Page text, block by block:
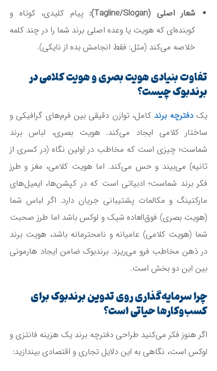
شعار اصلی (Tagline/Slogan):
پیام کلیدی، کوتاه و
کوبنده‌ای که هویت یا وعده اصلی برند شما را در چند کلمه
خلاصه می‌کند (مثل: فقط انجامش بده از نایکی).
تفاوت بنیادی هویت بصری و هویت کلامی در
برندبوک چیست؟
یکدفترچه برند کامل، توازن دقیقی بین فرم‌های گرافیکی و
ساختار کلامی ایجاد می‌کند. هویت بصری، لباس برند
شماست؛ چیزی است که مخاطب در اولین نگاه (در کسری از
ثانیه) می‌بیند و حس می‌کند. اما هویت کلامی، مغز و طرز
فکر برند شماست؛ ادبیاتی است که در کپشن‌ها، ایمیل‌های
مارکتینگ و مکالمات پشتیبانی جریان دارد. اگر لباس شما
(هویت بصری) فوق‌العاده شیک و لوکس باشد اما طرز صحبت
شما (هویت کلامی) عامیانه و نامحترمانه باشد، هویت برند
در ذهن مخاطب فرو می‌ریزد. برندبوک ضامن ایجاد هارمونی
بین این دو بخش است.
چرا سرمایه‌گذاری روی تدوین برندبوک برای
کسب‌وکارها حیاتی است؟
اگر هنوز فکر می‌کنید طراحی دفترچه برند یک هزینه فانتزی و
لوکس است، نگاهی به این دلایل تجاری و اقتصادی بیندازید: